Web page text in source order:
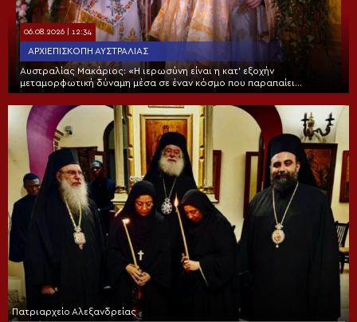
06.08.2026 | 12:34
ΑΡΧΙΕΠΙΣΚΟΠΉ ΑΥΣΤΡΑΛΊΑΣ
Αυστραλίας Μακάριος: «Η ιερωσύνη είναι η κατ’ εξοχήν
μεταμορφωτική δύναμη μέσα σε έναν κόσμο που παραπαίει
πνευματικά»
Πατριαρχείο Αλεξανδρείας